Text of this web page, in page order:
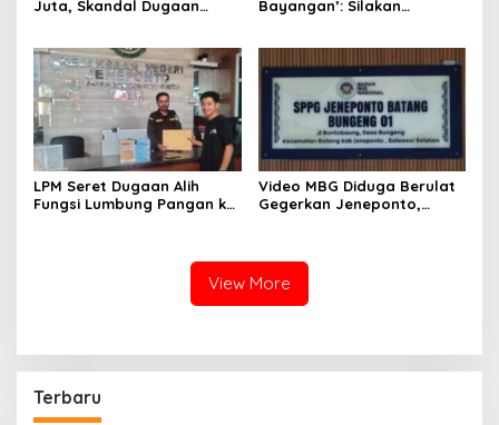
Juta, Skandal Dugaan
Bayangan’: Silakan
LPM Seret Dugaan Alih
Fungsi Lumbung Pangan ke
Video MBG Diduga Berulat
Gegerkan Jeneponto,
View More
Terbaru